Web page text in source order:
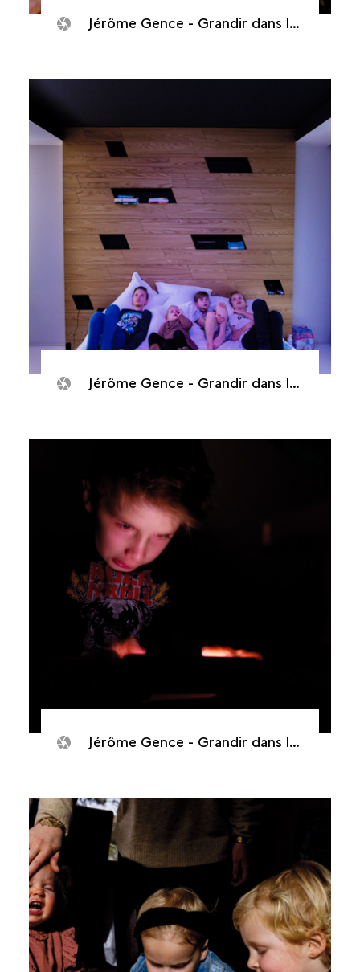
Jérôme Gence - Grandir dans la cour d’écrans
Jérôme Gence - Grandir dans la cour d’écrans
Jérôme Gence - Grandir dans la cour d’écrans